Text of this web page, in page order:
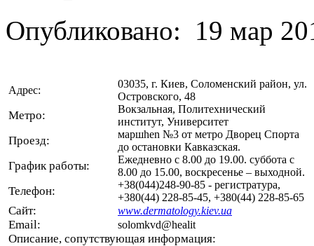
Опубликовано: 19 мар
Адрес:
03035, г. Киев, Соломенский район, ул.
Островского, 48
Метро:
Вокзальная, Политехнический
институт, Университет
Проезд:
маршhen №3 от метро Дворец Спорта
до остановки Кавказская.
График работы:
Ежедневно с 8.00 до 19.00. суббота с
8.00 до 15.00, воскресенье – выходной.
Телефон:
+38(044)248-90-85 - регистратура,
+380(44) 228-85-45, +380(44) 228-85-65
Сайт: www.dermatology.kiev.ua
Email: solomkvd@healit
Описание, сопутствующая информация: